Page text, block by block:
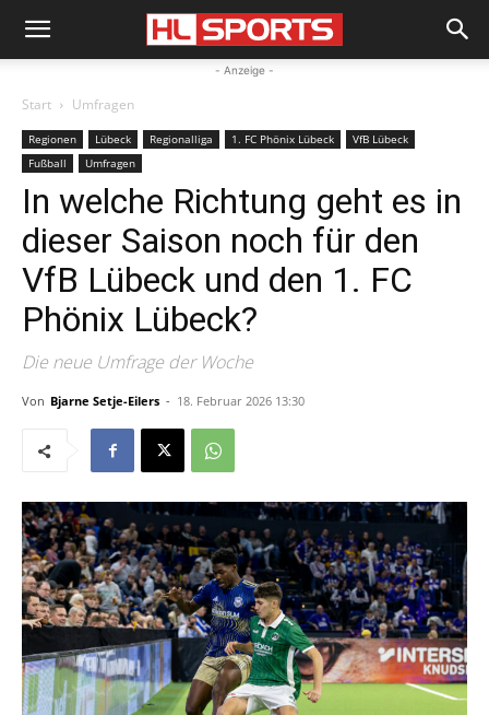
- Anzeige -
Start Umfragen
Regionen Lübeck Regionalliga 1. FC Phönix Lübeck
VfB Lübeck
Fußball
Umfragen
In welche Richtung geht es in
dieser Saison noch für den
VfB Lübeck und den 1. FC
Phönix Lübeck?
Die neue Umfrage der Woche
Von Bjarne Setje-Eilers - 18. Februar 2026 13:30